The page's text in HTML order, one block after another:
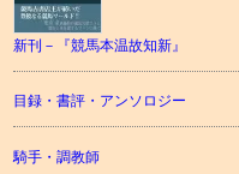
新刊－『競馬本温故知新』
目録・書評・アンソロジー
騎手・調教師